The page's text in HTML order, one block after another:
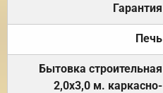
Гарантия
Печь
Бытовка строительная
2,0х3,0 м. каркасно-